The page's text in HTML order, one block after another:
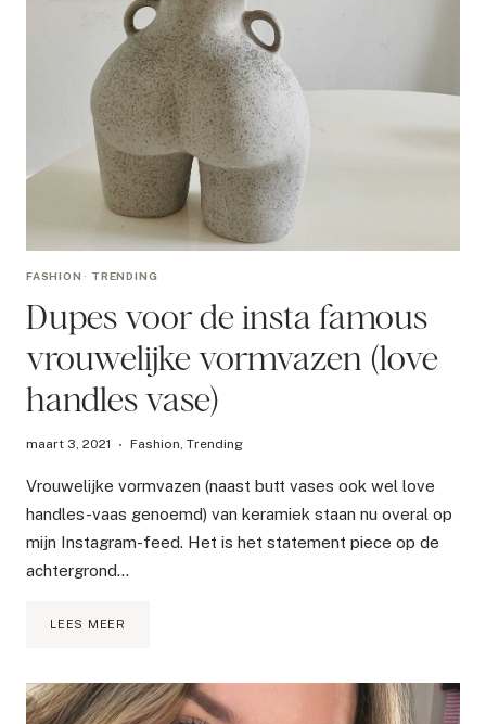
FASHION · TRENDING
Dupes voor de insta famous
vrouwelijke vormvazen (love
handles vase)
maart 3, 2021 Fashion,Trending
Vrouwelijke vormvazen (naast butt vases ook wel love
handles-vaas genoemd) van keramiek staan ​​nu overal op
mijn Instagram-feed. Het is het statement piece op de
achtergrond…
LEES MEER
FAMOUS
VROUWELIJKE